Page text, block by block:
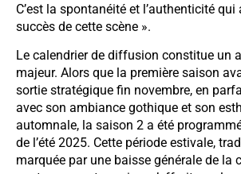
C’est la spontanéité et l’authenticité
succès de cette scène ».
Le calendrier de diffusion constitue un
majeur. Alors que la première saison
sortie stratégique fin novembre, en
avec son ambiance gothique et son
automnale, la saison 2 a été
de l’été 2025. Cette période estivale,
marquée par une baisse générale de la